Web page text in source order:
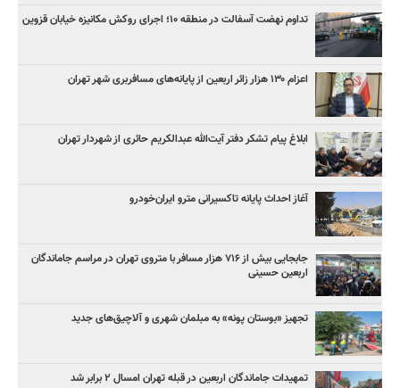
تداوم نهضت آسفالت در منطقه ۱۰؛ اجرای روکش مکانیزه خیابان قزوین
اعزام ۱۳۰ هزار زائر اربعین از پایانه‌های مسافربری شهر تهران
ابلاغ پیام تشکر دفتر آیت‌الله عبدالکریم حائری از شهردار تهران
آغاز احداث پایانه تاکسیرانی مترو ایران‌خودرو
جابجایی بیش از ۷۱۶ هزار مسافر با متروی تهران در مراسم جاماندگان
اربعین حسینی
تجهیز «بوستان پونه» به مبلمان شهری و آلاچیق‌های جدید
تمهیدات جاماندگان اربعین در قبله تهران امسال ۲ برابر شد